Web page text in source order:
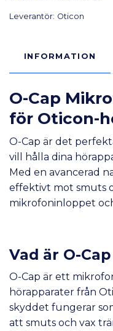
Leverantör: Oticon
INFORMATION
O-Cap
för Oticon-
O-Cap är det
vill hålla dina
Med en avancerad
effektivt mot smuts
mikrofoninloppet
Vad är O-
O-Cap är ett
hörapparater från
skyddet fungerar
att smuts och vax